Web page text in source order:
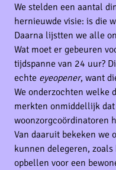
We stelden een aantal
hernieuwde visie: is die
Daarna lijstten we alle
Wat moet er gebeuren
tijdspanne van 24 uur?
echte eyeopener, want
We onderzochten welke
merkten onmiddellijk
woonzorgcoördinatoren
Van daaruit bekeken we
kunnen delegeren,
opbellen voor een